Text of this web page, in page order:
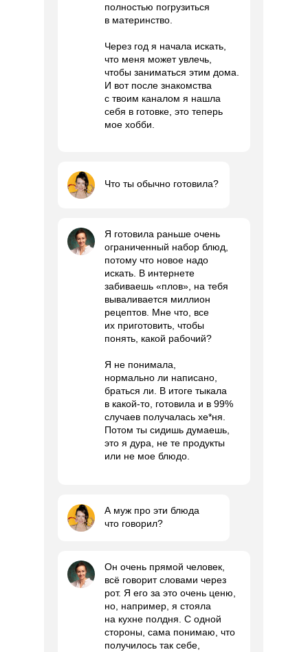
полностью погрузиться
в материнство.
Через год я начала искать,
что меня может увлечь,
чтобы заниматься этим дома.
И вот после знакомства
с твоим каналом я нашла
себя в готовке, это теперь
мое хобби.
Что ты обычно готовила?
Я готовила раньше очень
ограниченный набор блюд,
потому что новое надо
искать. В интернете
забиваешь «плов», на тебя
вываливается миллион
рецептов. Мне что, все
их приготовить, чтобы
понять, какой рабочий?
Я не понимала,
нормально ли написано,
браться ли. В итоге тыкала
в какой-то, готовила и в 99%
случаев получалась хе*ня.
Потом ты сидишь думаешь,
это я дура, не те продукты
или не мое блюдо.
А муж про эти блюда
что говорил?
Он очень прямой человек,
всё говорит словами через
рот. Я его за это очень ценю,
но, например, я стояла
на кухне полдня. С одной
стороны, сама понимаю, что
получилось так себе,